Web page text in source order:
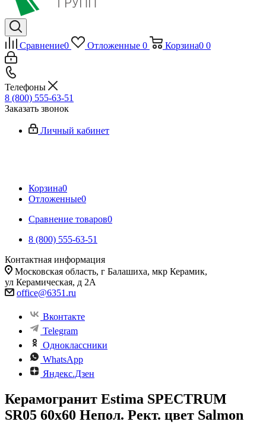
Сравнение0 Отложенные 0 Корзина0 0
Телефоны
8 (800) 555-63-51
Заказать звонок
Личный кабинет
Корзина0
Отложенные0
Сравнение товаров0
8 (800) 555-63-51
Контактная информация
Московская область, г Балашиха, мкр Керамик,
ул Керамическая, д 2А
office@6351.ru
Вконтакте
Telegram
Одноклассники
WhatsApp
Яндекс.Дзен
Керамогранит Estima SPECTRUM
SR05 60x60 Непол. Рект. цвет Salmon